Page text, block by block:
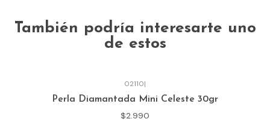
También podría interesarte uno
de estos
02110|
Perla Diamantada Mini Celeste 30gr
$2.990